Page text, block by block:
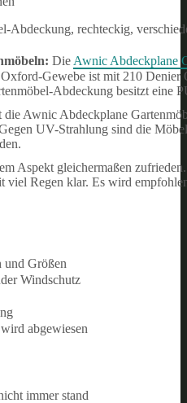
Abdeckung, rechteckig,
Die Awnic Abdeckplane
Gewebe ist mit 210
Abdeckung besitzt eine
Awnic Abdeckplane
UV-Strahlung sind die
Aspekt gleichermaßen
Regen klar. Es wird
und Größen
Windschutz
abgewiesen
immer stand